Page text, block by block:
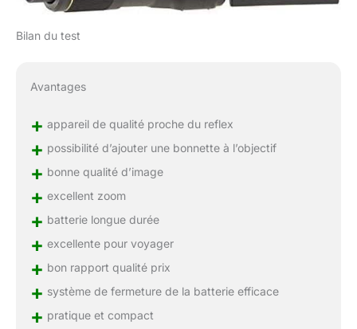
Bilan du test
Avantages
+ appareil de qualité proche du reflex
+ possibilité d’ajouter une bonnette à l’objectif
+ bonne qualité d’image
+ excellent zoom
+ batterie longue durée
+ excellente pour voyager
+ bon rapport qualité prix
+ système de fermeture de la batterie efficace
+ pratique et compact